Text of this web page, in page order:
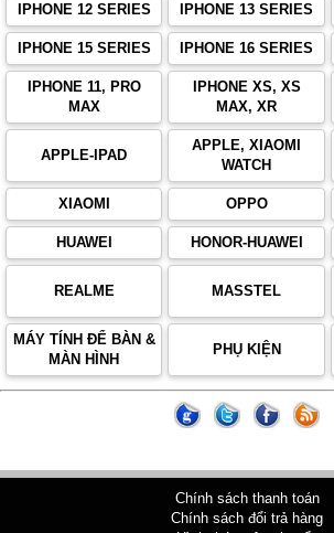
IPHONE 12 SERIES IPHONE 13 SERIES
IPHONE 15 SERIES IPHONE 16 SERIES
IPHONE 11, PRO
MAX
IPHONE XS, XS
MAX, XR
APPLE-IPAD
APPLE, XIAOMI
WATCH
XIAOMI OPPO
HUAWEI HONOR-HUAWEI
REALME MASSTEL
MÁY TÍNH ĐỂ BÀN &
MÀN HÌNH
PHỤ KIỆN
Chính sách thanh toán
Chính sách đổi trả hàng